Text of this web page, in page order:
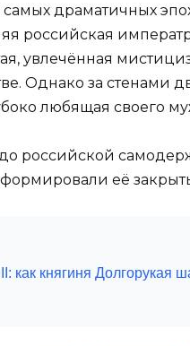
драматичных
российская
увлечённая
Однако за стенами
любящая своего
российской
её
как княгиня Долгорукая